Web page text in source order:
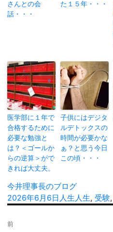
さんとの会
話・・・
た１５年・・・
医学部に１年で
合格するために
必要な勉強と
は？＜ゴールか
らの逆算＞がで
きれば大丈夫。
子供にはデジタ
ルデトックスの
時間が必要かな
ぁ？と思う今日
この頃・・・
投
稿
今井理事長のブログ
投
日:
2026年6月6日 カ
人生 タ
人生, 受験,
稿
前